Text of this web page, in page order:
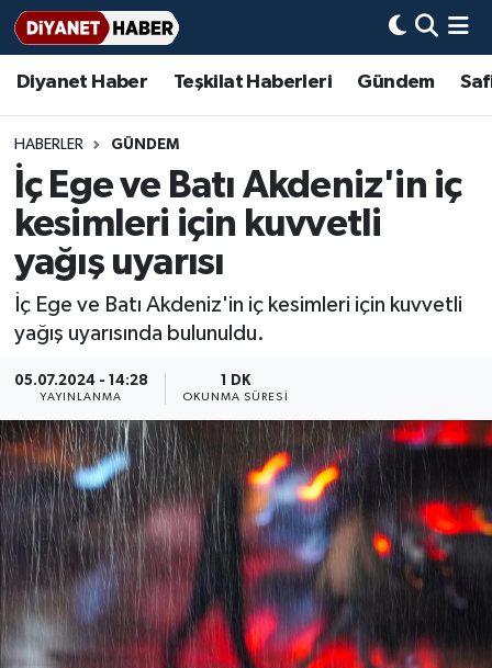
Diyanet Haber Teşkilat Haberleri Gündem
HABERLER GÜNDEM
İç Ege ve Batı Akdeniz'in iç
kesimleri için kuvvetli
yağış uyarısı
İç Ege ve Batı Akdeniz'in iç kesimleri için kuvvetli
yağış uyarısında bulunuldu.
05.07.2024 - 14:28
YAYINLANMA
1 DK
OKUNMA SÜRESI
Diyanet Haber
Teşkilat Haberleri
Adana Müftülüğü
Adıyaman Müftülüğü
Afyonkarahisar Müftülüğü
Ağrı Müftülüğü
Aksaray Müftülüğü
Ankara Müftülüğü
Antalya Müftülüğü
Ardahan Müftülüğü
Artvin Müftülüğü
Aydın Müftülüğü
Gündem
#Keşfet
Bir Ayet
Bir Hikaye
Biyografiler
Dini kavramlar
Diyanet Bilgi
Dualar
Hadislerle İslam
Kudüs
Kurban
Mukabele
Basında Bugün
Diyanet Dergi
Aile Dergisi
Aylık Dergi
TDV
Hutbeler
DİYANET AKADEMİ
DİYANET GENÇLİK
İmam Hatip Okulları
Başmakale
Hadis-i Şerifler
Hayat Okumaları
Nöbetçi Eczaneler
Hava Durumu
Ankara Namaz Vakitleri
Trafik Durumu
Süper Lig Puan Durumu ve Fikstür
Son Dakika Haberleri
Haber Arşivi